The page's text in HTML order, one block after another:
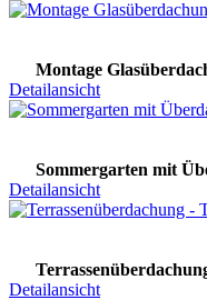
Montage
Detailansicht
Sommergarten mit
Detailansicht
Detailansicht